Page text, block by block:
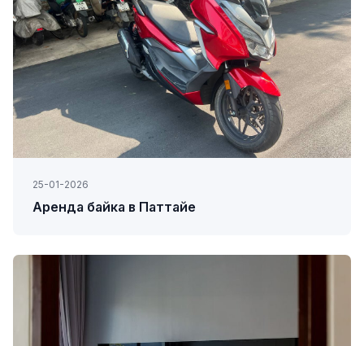
25-01-2026
Аренда байка в Паттайе